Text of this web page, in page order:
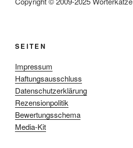
SEITEN
Impressum
Haftungsausschluss
Datenschutzerklärung
Rezensionpolitik
Bewertungsschema
Media-Kit